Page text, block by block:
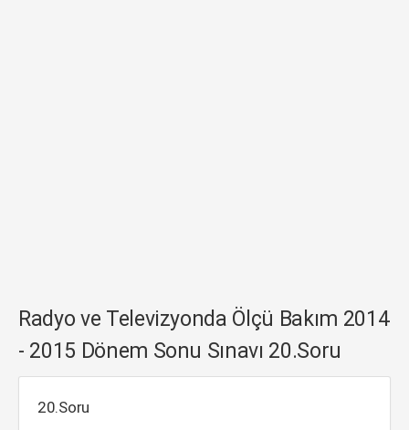
Radyo ve Televizyonda Ölçü Bakım 2014
- 2015 Dönem Sonu Sınavı 20.Soru
20.Soru